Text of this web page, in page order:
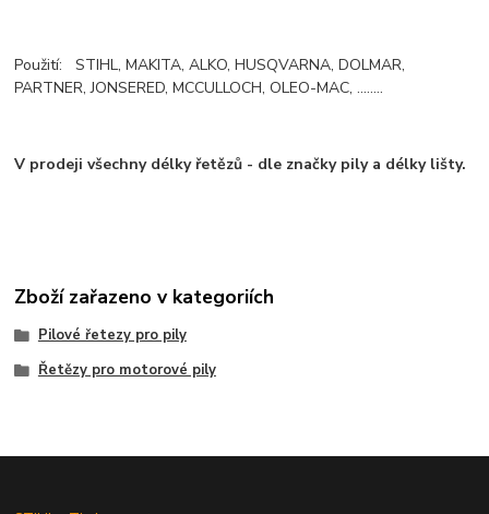
Použití: STIHL, MAKITA, ALKO, HUSQVARNA, DOLMAR,
PARTNER, JONSERED, MCCULLOCH, OLEO-MAC, ........
V prodeji všechny délky řetězů - dle značky pily a délky lišty.
Zboží zařazeno v kategoriích
Pilové řetezy pro pily
Řetězy pro motorové pily